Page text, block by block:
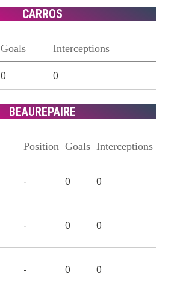
CARROS
Goals Interceptions
0 0
BEAUREPAIRE
Position Goals Interceptions
- 0 0
- 0 0
- 0 0